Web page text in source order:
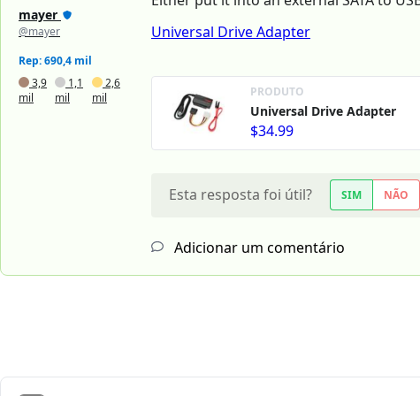
mayer
@mayer
Rep: 690,4 mil
3,9
mil
1,1
mil
2,6
mil
Universal Drive Adapter
PRODUTO
Universal Drive Adapter
$34.99
Esta resposta foi útil? SIM NÃO
Adicionar um comentário